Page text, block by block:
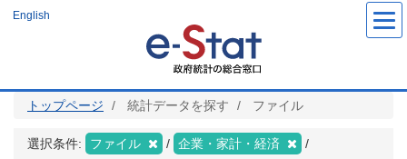
ツ
English
トップページ 統計データを探す ファイル
選択条件: ファイル 企業・家計・経済